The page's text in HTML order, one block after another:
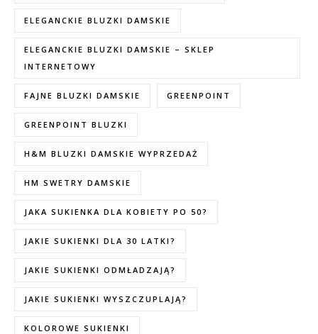
ELEGANCKIE BLUZKI DAMSKIE
ELEGANCKIE BLUZKI DAMSKIE – SKLEP
INTERNETOWY
FAJNE BLUZKI DAMSKIE GREENPOINT
GREENPOINT BLUZKI
H&M BLUZKI DAMSKIE WYPRZEDAŻ
HM SWETRY DAMSKIE
JAKA SUKIENKA DLA KOBIETY PO 50?
JAKIE SUKIENKI DLA 30 LATKI?
JAKIE SUKIENKI ODMŁADZAJĄ?
JAKIE SUKIENKI WYSZCZUPLAJĄ?
KOLOROWE SUKIENKI